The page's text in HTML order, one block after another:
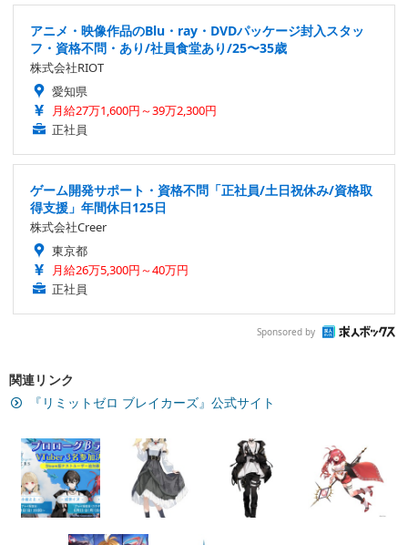
アニメ・映像作品のBlu・ray・DVDパッケージ封入スタッ
フ・資格不問・あり/社員食堂あり/25〜35歳
株式会社RIOT
愛知県
月給27万1,600円～39万2,300円
正社員
ゲーム開発サポート・資格不問「正社員/土日祝休み/資格取
得支援」年間休日125日
株式会社Creer
東京都
月給26万5,300円～40万円
正社員
Sponsored by
関連リンク
『リミットゼロ ブレイカーズ』公式サイト